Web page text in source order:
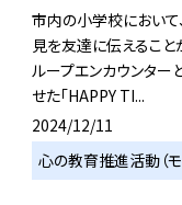
市内の小学校において
見を友達に伝えるこ
ループエンカウンター
せた「HAPPY TI...
2024/12/11
心の教育推進活動（